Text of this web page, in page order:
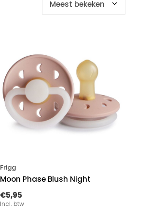
Frigg
Moon Phase Blush Night
€5,95
Incl. btw